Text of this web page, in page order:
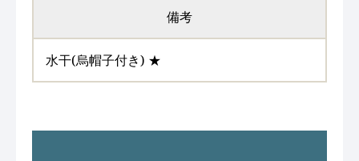
備考
水干(烏帽子付き) ★